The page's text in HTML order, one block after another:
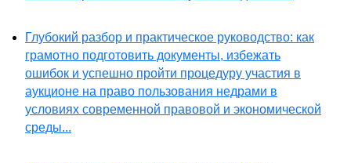
Глубокий разбор и практическое руководство: как
грамотно подготовить документы, избежать
ошибок и успешно пройти процедуру участия в
аукционе на право пользования недрами в
условиях современной правовой и экономической
среды...